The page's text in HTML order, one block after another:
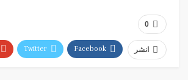
0
انشر Facebook
Twitter